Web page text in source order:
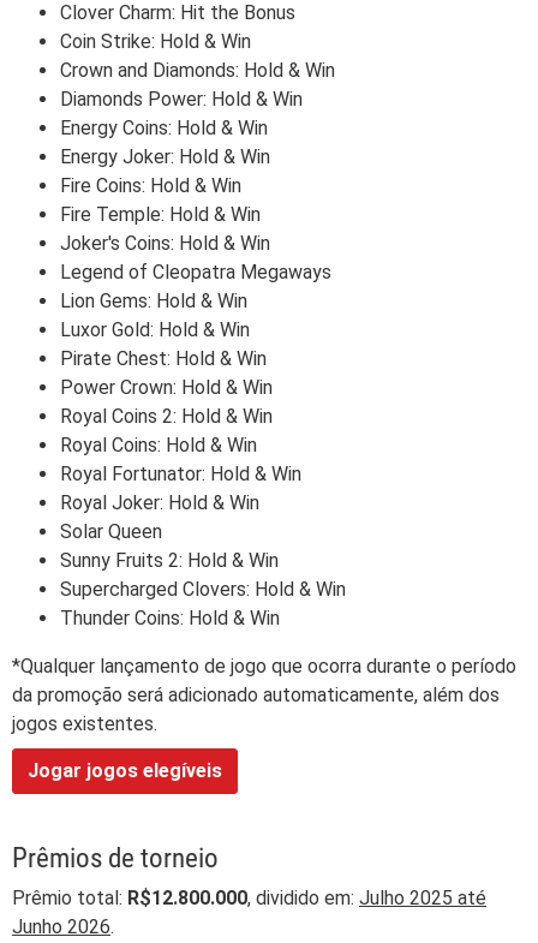
Clover Charm: Hit the Bonus
Coin Strike: Hold & Win
Crown and Diamonds: Hold & Win
Diamonds Power: Hold & Win
Energy Coins: Hold & Win
Energy Joker: Hold & Win
Fire Coins: Hold & Win
Fire Temple: Hold & Win
Joker's Coins: Hold & Win
Legend of Cleopatra Megaways
Lion Gems: Hold & Win
Luxor Gold: Hold & Win
Pirate Chest: Hold & Win
Power Crown: Hold & Win
Royal Coins 2: Hold & Win
Royal Coins: Hold & Win
Royal Fortunator: Hold & Win
Royal Joker: Hold & Win
Solar Queen
Sunny Fruits 2: Hold & Win
Supercharged Clovers: Hold & Win
Thunder Coins: Hold & Win
*Qualquer lançamento de jogo que ocorra durante o período
da promoção será adicionado automaticamente, além dos
jogos existentes.
Jogar jogos elegíveis
Prêmios de torneio
Prêmio total: R$12.800.000, dividido em: Julho 2025 até
Junho 2026.